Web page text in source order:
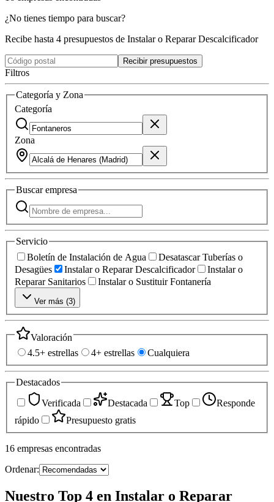
¿No tienes tiempo para buscar?
Recibe hasta 4 presupuestos de Instalar o Reparar Descalcificador
Recibir presupuestos
Filtros
Categoría y Zona
Categoría
Zona
Buscarempresa
Servicio
Boletín de Instalación de Agua
Desatascar Tuberías o
Desagües
Instalar o Reparar Descalcificador
Instalar o
Reparar Sanitarios
Instalar o Sustituir Fontanería
Ver más (3)
Valoración
4.5+ estrellas
4+ estrellas Cualquiera
Destacados
Verificada
Destacada Top
Responde
rápido
Presupuesto gratis
16 empresas encontradas
Ordenar:
Nuestro Top 4 en Instalar o Reparar